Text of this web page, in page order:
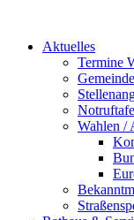
Aktuelles
Termine
Wahlen /